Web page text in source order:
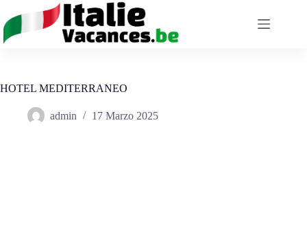
contenuto
HOTEL MEDITERRANEO
admin 17 Marzo 2025